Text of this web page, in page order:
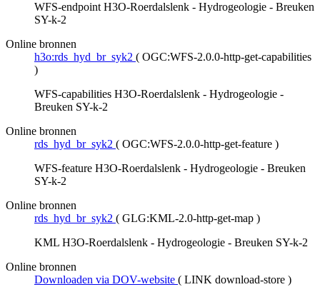
WFS-endpoint H3O-Roerdalslenk - Hydrogeologie - Breuken
SY-k-2
Online bronnen
h3o:rds_hyd_br_syk2 ( OGC:WFS-2.0.0-http-get-capabilities
)
WFS-capabilities H3O-Roerdalslenk - Hydrogeologie -
Breuken SY-k-2
Online bronnen
rds_hyd_br_syk2 ( OGC:WFS-2.0.0-http-get-feature )
WFS-feature H3O-Roerdalslenk - Hydrogeologie - Breuken
SY-k-2
Online bronnen
rds_hyd_br_syk2 ( GLG:KML-2.0-http-get-map )
KML H3O-Roerdalslenk - Hydrogeologie - Breuken SY-k-2
Online bronnen
Downloaden via DOV-website ( LINK download-store )